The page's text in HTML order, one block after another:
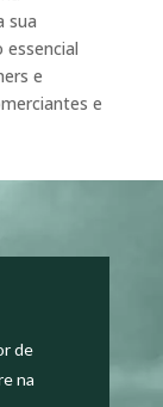
sua
e
e
de
na